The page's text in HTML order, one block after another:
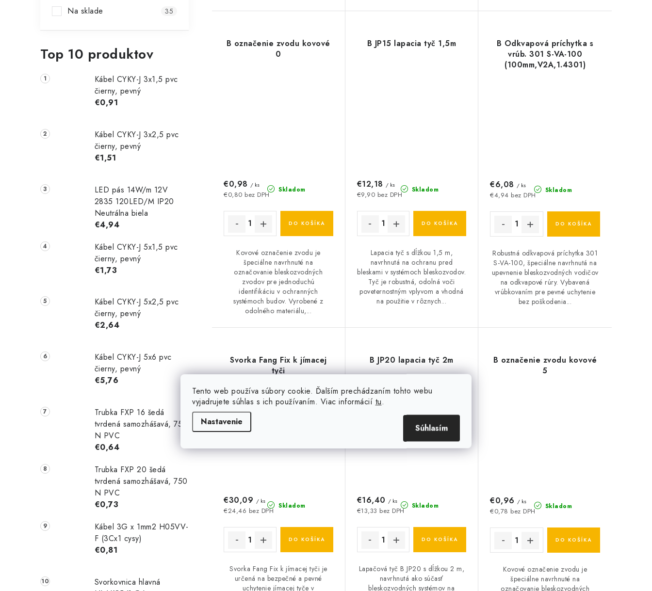
Tento web používa súbory cookie. Ďalším prechádzaním tohto webu
vyjadrujete súhlas s ich používaním. Viac informácií tu.
Nastavenie
Súhlasím
Na sklade 35
Top 10 produktov
Kábel CYKY-J 3x1,5 pvc
čierny, pevný
€0,91
Kábel CYKY-J 3x2,5 pvc
čierny, pevný
€1,51
LED pás 14W/m 12V
2835 120LED/M IP20
Neutrálna biela
€4,94
Kábel CYKY-J 5x1,5 pvc
čierny, pevný
€1,73
Kábel CYKY-J 5x2,5 pvc
čierny, pevný
€2,64
Kábel CYKY-J 5x6 pvc
čierny, pevný
€5,76
Trubka FXP 16 šedá
tvrdená samozhášavá, 750
N PVC
€0,64
Trubka FXP 20 šedá
tvrdená samozhášavá, 750
N PVC
€0,73
Kábel 3G x 1mm2 H05VV-
F (3Cx1 cysy)
€0,81
Svorkovnica hlavná
B označenie zvodu kovové
0
Skladom
€0,80 bez DPH
€0,98 / ks
DO KOŠÍKA
Kovové označenie zvodu je
špeciálne navrhnuté na
označovanie bleskozvodných
zvodov pre jednoduchú
identifikáciu v ochranných
systémoch budov. Vyrobené z
odolného materiálu,...
B JP15 lapacia tyč 1,5m
Skladom
€9,90 bez DPH
€12,18 / ks
DO KOŠÍKA
Lapacia tyč s dĺžkou 1,5 m,
navrhnutá na ochranu pred
bleskami v systémoch bleskozvodov.
Tyč je robustná, odolná voči
poveternostným vplyvom a vhodná
na použitie v rôznych...
B Odkvapová príchytka s
vrúb. 301 S-VA-100
(100mm,V2A,1.4301)
Skladom
€4,94 bez DPH
€6,08 / ks
DO KOŠÍKA
Robustná odkvapová príchytka 301
S-VA-100, špeciálne navrhnutá na
upevnenie bleskozvodných vodičov
na odkvapové rúry. Vybavená
vrúbkovaním pre pevné uchytenie
bez poškodenia...
Svorka Fang Fix k jímacej
tyči
Skladom
€24,46 bez DPH
€30,09 / ks
DO KOŠÍKA
Svorka Fang Fix k jímacej tyči je
určená na bezpečné a pevné
uchytenie jímacej tyče v
B JP20 lapacia tyč 2m
Skladom
€13,33 bez DPH
€16,40 / ks
DO KOŠÍKA
Lapačová tyč B JP20 s dĺžkou 2 m,
navrhnutá ako súčasť
bleskozvodných systémov na
B označenie zvodu kovové
5
Skladom
€0,78 bez DPH
€0,96 / ks
DO KOŠÍKA
Kovové označenie zvodu je
špeciálne navrhnuté na
označovanie bleskozvodných